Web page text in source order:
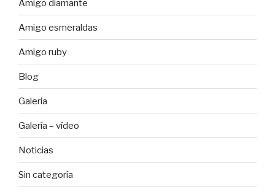
Amigo diamante
Amigo esmeraldas
Amigo ruby
Blog
Galeria
Galería – vídeo
Noticias
Sin categoría